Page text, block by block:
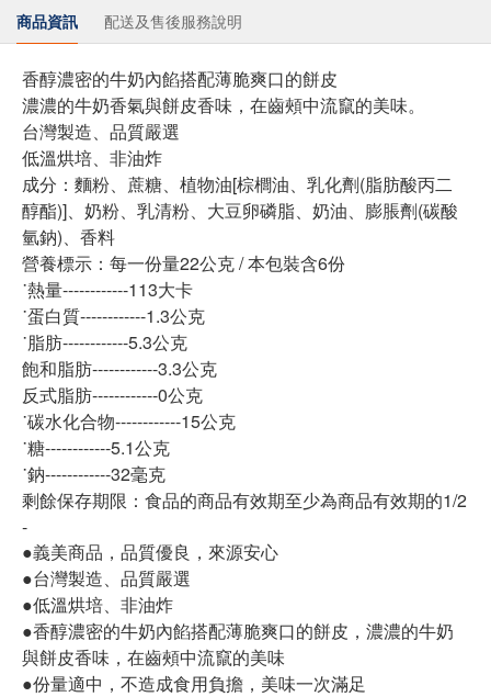
商品資訊 配送及售後服務說明
香醇濃密的牛奶內餡搭配薄脆爽口的餅皮
濃濃的牛奶香氣與餅皮香味，在齒頰中流竄的美味。
台灣製造、品質嚴選
低溫烘培、非油炸
成分：麵粉、蔗糖、植物油[棕櫚油、乳化劑(脂肪酸丙二
醇酯)]、奶粉、乳清粉、大豆卵磷脂、奶油、膨脹劑(碳酸
氫鈉)、香料
營養標示：每一份量22公克 / 本包裝含6份
˙熱量------------113大卡
˙蛋白質------------1.3公克
˙脂肪------------5.3公克
飽和脂肪------------3.3公克
反式脂肪------------0公克
˙碳水化合物------------15公克
˙糖------------5.1公克
˙鈉------------32毫克
剩餘保存期限：食品的商品有效期至少為商品有效期的1/2
-
●義美商品，品質優良，來源安心
●台灣製造、品質嚴選
●低溫烘培、非油炸
●香醇濃密的牛奶內餡搭配薄脆爽口的餅皮，濃濃的牛奶
與餅皮香味，在齒頰中流竄的美味
●份量適中，不造成食用負擔，美味一次滿足